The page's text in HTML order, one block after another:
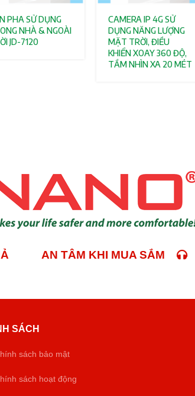
PHA SỬ DỤNG
NHÀ & NGOÀI
JD-7120
CAMERA IP 4G SỬ
DỤNG NĂNG LƯỢNG
MẶT TRỜI, ĐIỀU
KHIỂN XOAY 360 ĐỘ,
TẦM NHÌN XA 20 MÉT
AN TÂM KHI MUA SẮM
SÁCH
sách bảo mật
sách hoạt động